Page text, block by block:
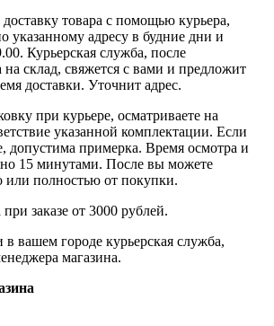
товара с помощью курьера,
указанному адресу в будние дни и
Курьерская служба, после
на склад, свяжется с вами и предложит
доставки. Уточнит адрес.
при курьере, осматриваете на
указанной комплектации. Если
допустима примерка. Время осмотра и
15 минутами. После вы можете
или полностью от покупки.
заказе от 3000 рублей.
в вашем городе курьерская служба,
магазина.